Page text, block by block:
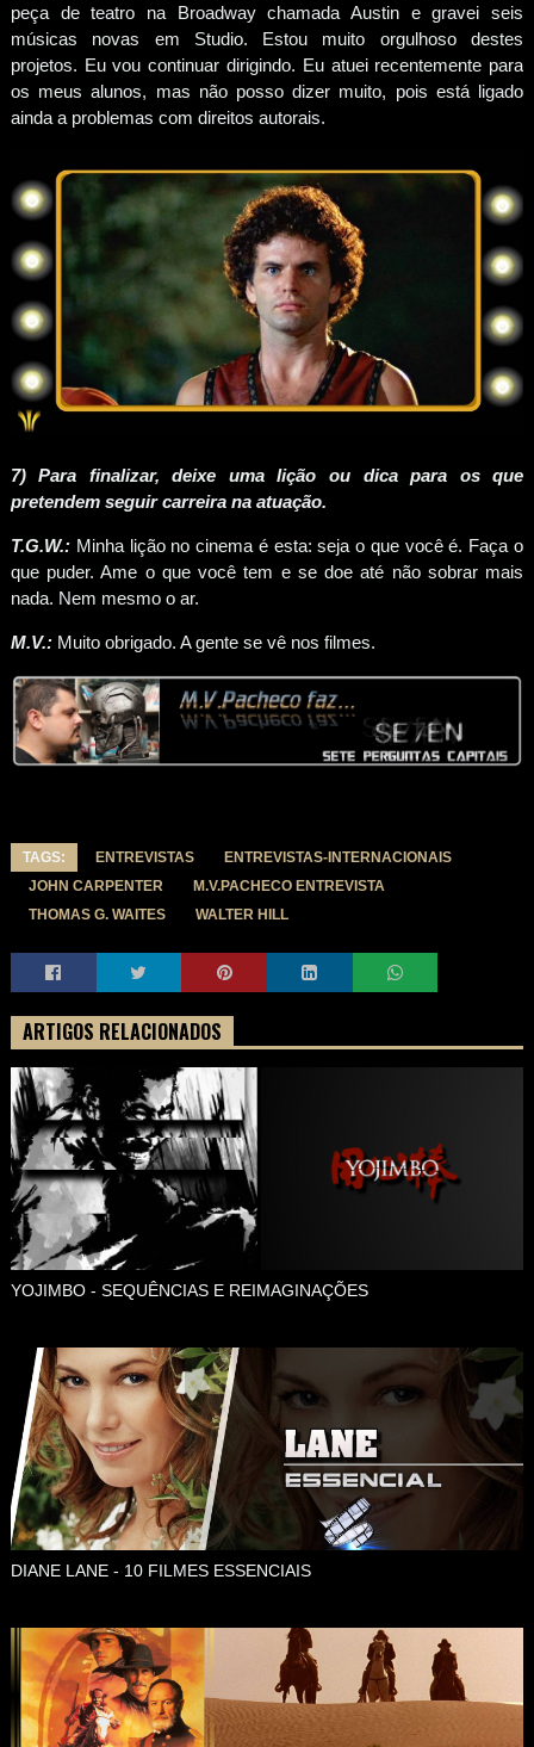
peça de teatro na Broadway chamada Austin e gravei seis
músicas novas em Studio. Estou muito orgulhoso destes
projetos. Eu vou continuar dirigindo. Eu atuei recentemente para
os meus alunos, mas não posso dizer muito, pois está ligado
ainda a problemas com direitos autorais.
7) Para finalizar, deixe uma lição ou dica para os que
pretendem seguir carreira na atuação.
T.G.W.: Minha lição no cinema é esta: seja o que você é. Faça o
que puder. Ame o que você tem e se doe até não sobrar mais
nada. Nem mesmo o ar.
M.V.: Muito obrigado. A gente se vê nos filmes.
TAGS: ENTREVISTAS
ENTREVISTAS-INTERNACIONAIS
JOHN CARPENTER
M.V.PACHECO ENTREVISTA
THOMAS G. WAITES
WALTER HILL
ARTIGOS RELACIONADOS
YOJIMBO - SEQUÊNCIAS E REIMAGINAÇÕES
DIANE LANE - 10 FILMES ESSENCIAIS